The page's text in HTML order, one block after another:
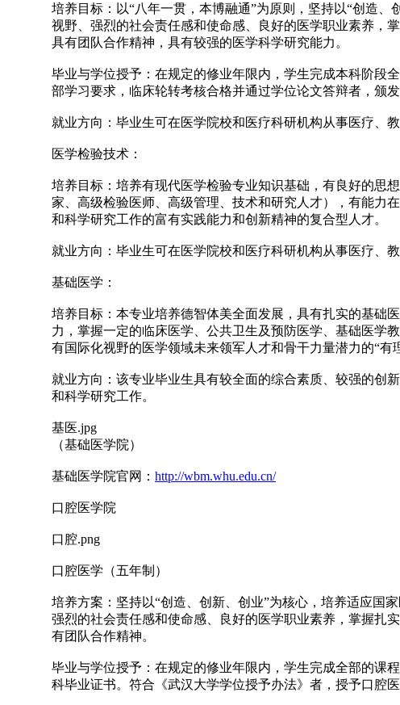
培养目标：以“八年一贯，本博融通”为原则，坚持以“创造
视野、强烈的社会责任感和使命感、良好的医学职业素养，
具有团队合作精神，具有较强的医学科学研究能力。
毕业与学位授予：在规定的修业年限内，学生完成本科阶段
部学习要求，临床轮转考核合格并通过学位论文答辩者，颁
就业方向：毕业生可在医学院校和医疗科研机构从事医疗、教
医学检验技术：
培养目标：培养有现代医学检验专业知识基础，有良好的思
家、高级检验医师、高级管理、技术和研究人才），有能力
和科学研究工作的富有实践能力和创新精神的复合型人才。
就业方向：毕业生可在医学院校和医疗科研机构从事医疗、教
基础医学：
培养目标：本专业培养德智体美全面发展，具有扎实的基础
力，掌握一定的临床医学、公共卫生及预防医学、基础医学
有国际化视野的医学领域未来领军人才和骨干力量潜力的“
就业方向：该专业毕业生具有较全面的综合素质、较强的创
和科学研究工作。
基医.jpg
（基础医学院）
基础医学院官网： http://wbm.whu.edu.cn/
口腔医学院
口腔.png
口腔医学（五年制）
培养方案：坚持以“创造、创新、创业”为核心，培养适应国
强烈的社会责任感和使命感、良好的医学职业素养，掌握扎
有团队合作精神。
毕业与学位授予：在规定的修业年限内，学生完成全部的课
科毕业证书。符合《武汉大学学位授予办法》者，授予口腔医